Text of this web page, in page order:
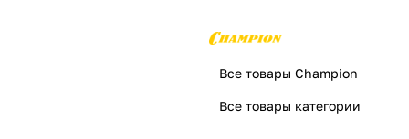
Все товары Champion
Все товары категории
% картой любого банка